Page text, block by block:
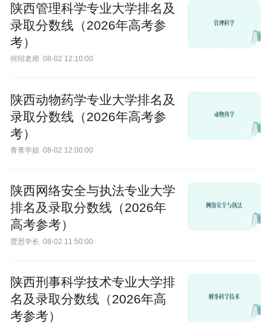
陕西管理科学专业大学排名及
录取分数线（2026年高考参
考）
何绍老师 08-02 12:10:00
陕西动物药学专业大学排名及
录取分数线（2026年高考参
考）
青青学姐 08-02 12:00:00
陕西网络安全与执法专业大学
排名及录取分数线（2026年
高考参考）
贾思学长 08-02 11:50:00
陕西刑事科学技术专业大学排
名及录取分数线（2026年高
考参考）